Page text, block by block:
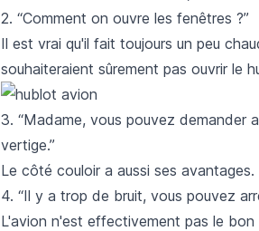
2. “Comment on ouvre les fenêtres ?”
Il est vrai qu'il fait toujours un peu
souhaiteraient sûrement pas ouvrir le
3. “Madame, vous pouvez demander
vertige.”
Le côté couloir a aussi ses avantages.
4. “Il y a trop de bruit, vous pouvez
L'avion n'est effectivement pas le bon